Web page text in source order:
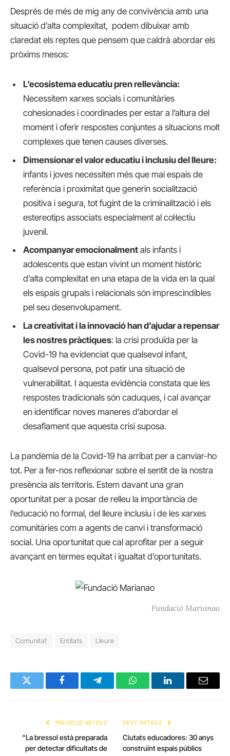
Després de més de mig any de convivència amb una
situació d’alta complexitat, podem dibuixar amb
claredat els reptes que pensem que caldrà abordar els
pròxims mesos:
L’ecosistema educatiu pren rellevància:
Necessitem xarxes socials i comunitàries
cohesionades i coordinades per estar a l’altura del
moment i oferir respostes conjuntes a situacions molt
complexes que tenen causes diverses.
Dimensionar el valor educatiu i inclusiu del lleure:
infants i joves necessiten més que mai espais de
referència i proximitat que generin socialització
positiva i segura, tot fugint de la criminalització i els
estereotips associats especialment al col·lectiu
juvenil.
Acompanyar emocionalment als infants i
adolescents que estan vivint un moment històric
d’alta complexitat en una etapa de la vida en la qual
els espais grupals i relacionals són imprescindibles
pel seu desenvolupament.
La creativitat i la innovació han d’ajudar a repensar
les nostres pràctiques: la crisi produïda per la
Covid-19 ha evidenciat que qualsevol infant,
qualsevol persona, pot patir una situació de
vulnerabilitat. I aquesta evidència constata que les
respostes tradicionals són caduques, i cal avançar
en identificar noves maneres d’abordar el
desafiament que aquesta crisi suposa.
La pandèmia de la Covid-19 ha arribat per a canviar-ho
tot. Per a fer-nos reflexionar sobre el sentit de la nostra
presència als territoris. Estem davant una gran
oportunitat per a posar de relleu la importància de
l’educació no formal, del lleure inclusiu i de les xarxes
comunitàries com a agents de canvi i transformació
social. Una oportunitat que cal aprofitar per a seguir
avançant en termes equitat i igualtat d’oportunitats.
Fundació Marianao
Comunitat Entitats Lleure
Twitter FacebookTelegramWhatsAppLinkedInEmail
PREVIOUS ARTICLE
“La bressol està preparada
per detectar dificultats de
NEXT ARTICLE
Ciutats educadores: 30 anys
construïnt espais públics